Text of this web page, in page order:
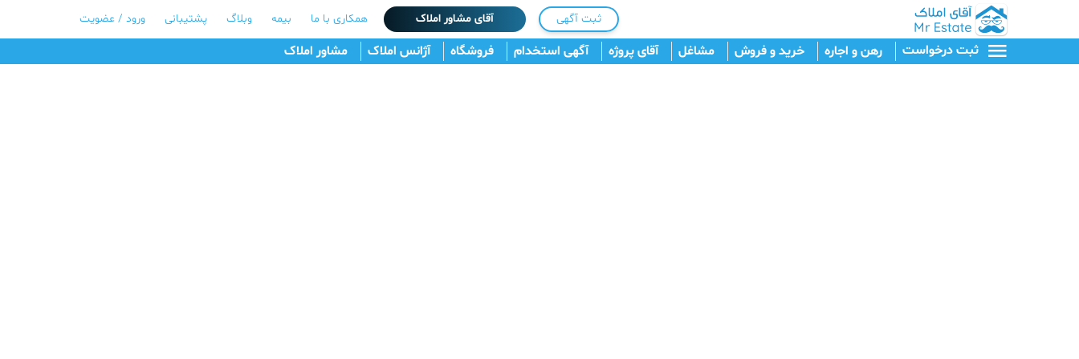
ثبت آگهی آقای مشاور املاک همکاری با ما بیمه وبلاگ پشتیبانی ورود / عضویت
ثبت درخواست رهن و اجاره خرید و فروش مشاغل آقای پروژه آگهی استخدام فروشگاه آژانس املاک مشاور املاک